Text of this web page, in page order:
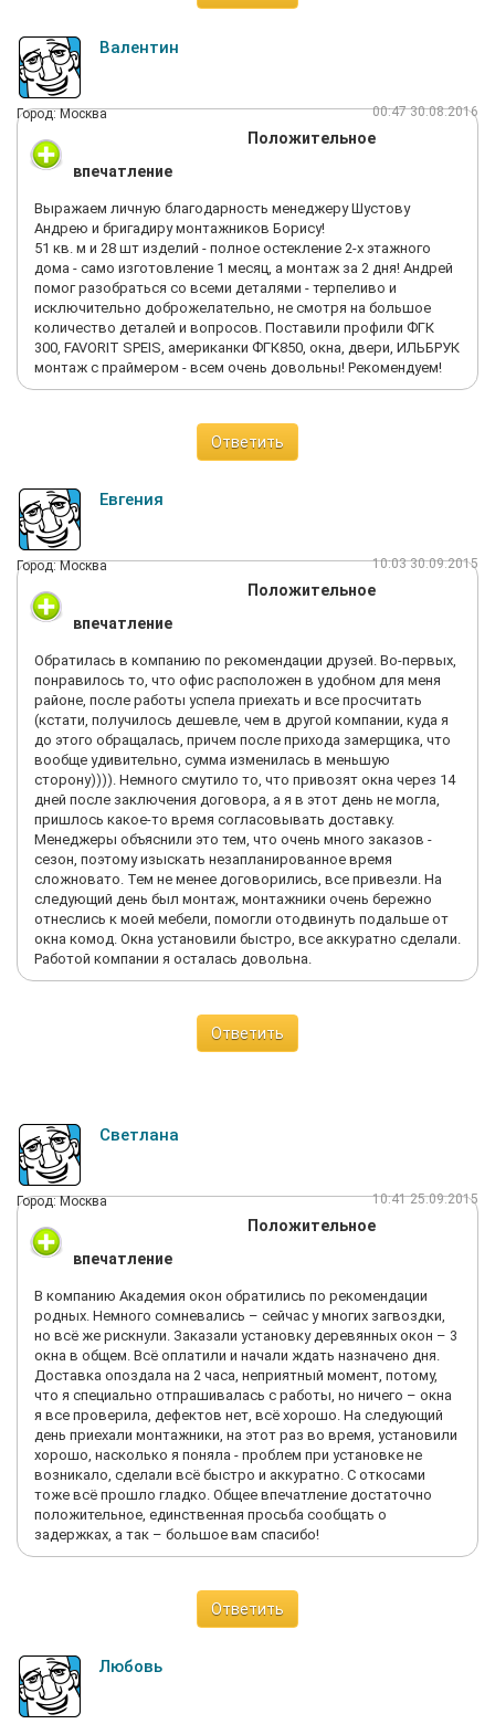
Валентин
Город: Москва 00:47 30.08.2016
Положительное
впечатление
Выражаем личную благодарность менеджеру Шустову
Андрею и бригадиру монтажников Борису!
51 кв. м и 28 шт изделий - полное остекление 2-х этажного
дома - само изготовление 1 месяц, а монтаж за 2 дня! Андрей
помог разобраться со всеми деталями - терпеливо и
исключительно доброжелательно, не смотря на большое
количество деталей и вопросов. Поставили профили ФГК
300, FAVORIT SPEIS, американки ФГК850, окна, двери, ИЛЬБРУК
монтаж с праймером - всем очень довольны! Рекомендуем!
Ответить
Евгения
Город: Москва 10:03 30.09.2015
Положительное
впечатление
Обратилась в компанию по рекомендации друзей. Во-первых,
понравилось то, что офис расположен в удобном для меня
районе, после работы успела приехать и все просчитать
(кстати, получилось дешевле, чем в другой компании, куда я
до этого обращалась, причем после прихода замерщика, что
вообще удивительно, сумма изменилась в меньшую
сторону)))). Немного смутило то, что привозят окна через 14
дней после заключения договора, а я в этот день не могла,
пришлось какое-то время согласовывать доставку.
Менеджеры объяснили это тем, что очень много заказов -
сезон, поэтому изыскать незапланированное время
сложновато. Тем не менее договорились, все привезли. На
следующий день был монтаж, монтажники очень бережно
отнеслись к моей мебели, помогли отодвинуть подальше от
окна комод. Окна установили быстро, все аккуратно сделали.
Работой компании я осталась довольна.
Ответить
Светлана
Город: Москва 10:41 25.09.2015
Положительное
впечатление
В компанию Академия окон обратились по рекомендации
родных. Немного сомневались – сейчас у многих загвоздки,
но всё же рискнули. Заказали установку деревянных окон – 3
окна в общем. Всё оплатили и начали ждать назначено дня.
Доставка опоздала на 2 часа, неприятный момент, потому,
что я специально отпрашивалась с работы, но ничего – окна
я все проверила, дефектов нет, всё хорошо. На следующий
день приехали монтажники, на этот раз во время, установили
хорошо, насколько я поняла - проблем при установке не
возникало, сделали всё быстро и аккуратно. С откосами
тоже всё прошло гладко. Общее впечатление достаточно
положительное, единственная просьба сообщать о
задержках, а так – большое вам спасибо!
Ответить
Любовь